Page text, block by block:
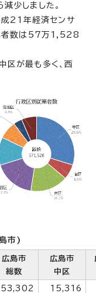
少しました。
21年経済センサ
者数は57万1,528
区が最も多く、西
市)
広島市
総数
広島市
中区
53,302
15,316